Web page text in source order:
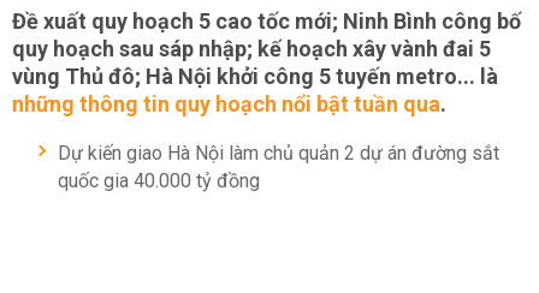
Đề xuất quy hoạch 5 cao tốc mới; Ninh Bình công bố
quy hoạch sau sáp nhập; kế hoạch xây vành đai 5
vùng Thủ đô; Hà Nội khởi công 5 tuyến metro... là
những thông tin quy hoạch nổi bật tuần qua.
Dự kiến giao Hà Nội làm chủ quản 2 dự án đường sắt
quốc gia 40.000 tỷ đồng